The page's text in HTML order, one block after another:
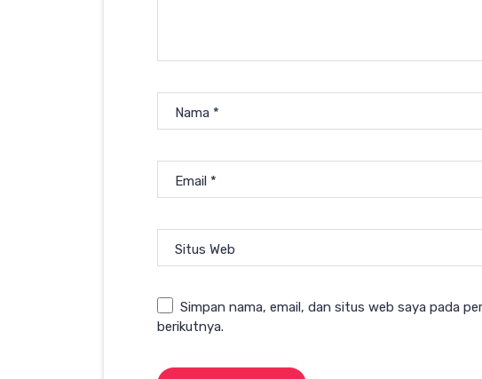
Nama *
Email *
Situs Web
Simpan nama, email, dan situs web saya pada
berikutnya.